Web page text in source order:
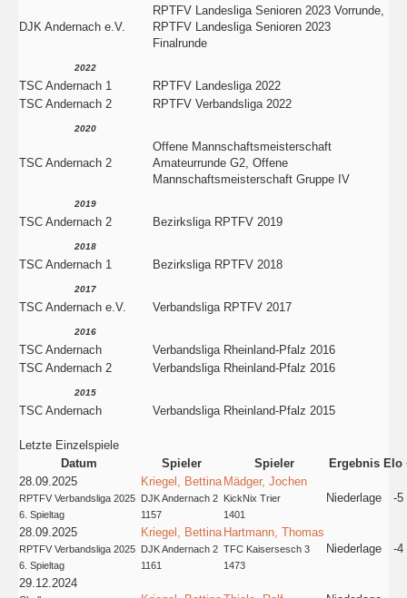
DJK Andernach e.V.
RPTFV Landesliga Senioren 2023 Vorrunde,
RPTFV Landesliga Senioren 2023
Finalrunde
2022
TSC Andernach 1
RPTFV Landesliga 2022
TSC Andernach 2
RPTFV Verbandsliga 2022
2020
TSC Andernach 2
Offene Mannschaftsmeisterschaft
Amateurrunde G2, Offene
Mannschaftsmeisterschaft Gruppe IV
2019
TSC Andernach 2 Bezirksliga RPTFV 2019
2018
TSC Andernach 1 Bezirksliga RPTFV 2018
2017
TSC Andernach e.V. Verbandsliga RPTFV 2017
2016
TSC Andernach
Verbandsliga Rheinland-Pfalz 2016
TSC Andernach 2
Verbandsliga Rheinland-Pfalz 2016
2015
TSC Andernach Verbandsliga Rheinland-Pfalz 2015
Letzte Einzelspiele
Datum
Spieler Spieler Ergebnis Elo
28.09.2025
RPTFV Verbandsliga 2025
6. Spieltag
Kriegel, Bettina
DJK Andernach 2
1157
Mädger, Jochen
KickNix Trier
1401
Niederlage -5
28.09.2025
RPTFV Verbandsliga 2025
6. Spieltag
Kriegel, Bettina
DJK Andernach 2
1161
Hartmann, Thomas
TFC Kaisersesch 3
1473
Niederlage -4
29.12.2024